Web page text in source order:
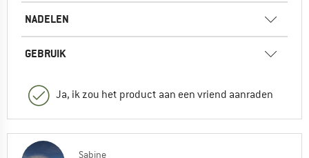
NADELEN
GEBRUIK
Ja, ik zou het product aan een vriend aanraden
Sabine